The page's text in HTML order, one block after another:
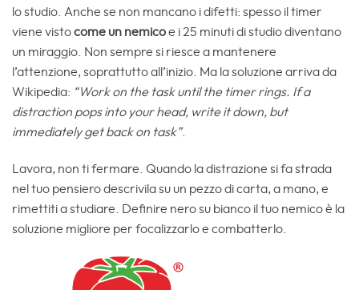
lo studio. Anche se non mancano i difetti: spesso il timer
viene vistocome un nemicoe i 25 minuti di studio diventano
un miraggio. Non sempre si riesce a mantenere
l’attenzione, soprattutto all’inizio. Ma la soluzione arriva da
Wikipedia: “Work on the task until the timer rings. If a
distraction pops into your head, write it down, but
immediately get back on task”.
Lavora, non ti fermare. Quando la distrazione si fa strada
nel tuo pensiero descrivila su un pezzo di carta, a mano, e
rimettiti a studiare. Definire nero su bianco il tuo nemico è la
soluzione migliore per focalizzarlo e combatterlo.